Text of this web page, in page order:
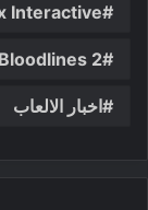
Interactive
2
اخبار الالعاب